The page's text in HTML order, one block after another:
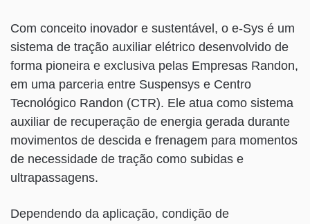
Com conceito inovador e sustentável, o e-Sys é um
sistema de tração auxiliar elétrico desenvolvido de
forma pioneira e exclusiva pelas Empresas Randon,
em uma parceria entre Suspensys e Centro
Tecnológico Randon (CTR). Ele atua como sistema
auxiliar de recuperação de energia gerada durante
movimentos de descida e frenagem para momentos
de necessidade de tração como subidas e
ultrapassagens.
Dependendo da aplicação, condição de